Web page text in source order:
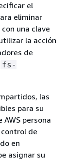
el
eliminar
una clave
la acción
de
fs-
las
para su
AWS persona
de
en
asignar su